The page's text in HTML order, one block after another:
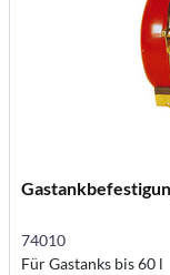
74010
Für Gastanks bis 60 l